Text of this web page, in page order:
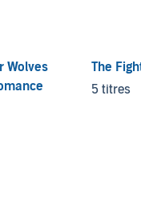
Wolves
The
5 titres